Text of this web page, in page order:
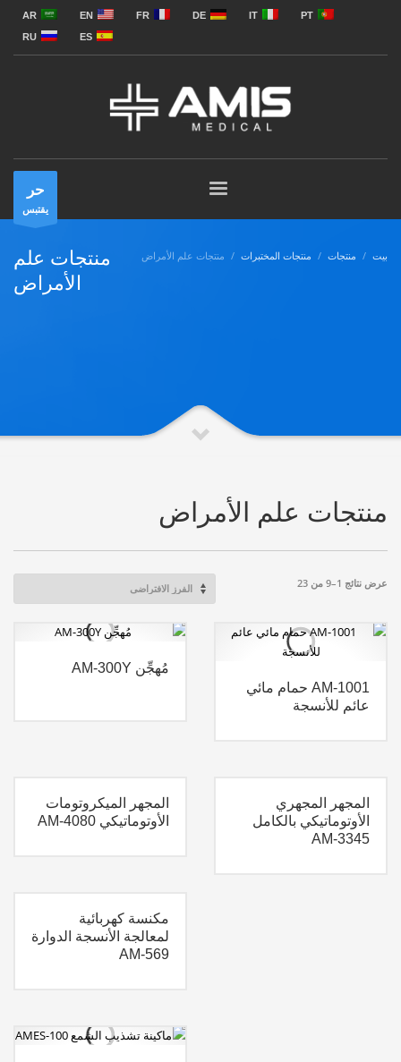
AR EN FR DE IT
PT
RU
ES
حر
يقتبس
بيت منتجات منتجات المختبرات منتجات علم الأمراض
منتجات علم
الأمراض
منتجات علم الأمراض
عرض نتائج 1–9 من 23
AM-1001 حمام مائي
عائم للأنسجة
مُهجِّن AM-300Y
المجهر المجهري
الأوتوماتيكي بالكامل
AM-3345
المجهر الميكروتومات
الأوتوماتيكي AM-4080
مكنسة كهربائية
لمعالجة الأنسجة الدوارة
AM-569